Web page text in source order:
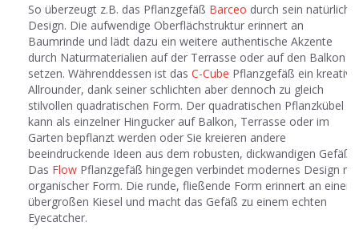
So überzeugt z.B. das Pflanzgefäß Barceo durch sein
Design. Die aufwendige Oberflächstruktur erinnert an
Baumrinde und lädt dazu ein weitere authentische Akzente
durch Naturmaterialien auf der Terrasse oder auf den Balkon
setzen. Währenddessen ist das C-Cube Pflanzgefäß ein
Allrounder, dank seiner schlichten aber dennoch zu gleich
stilvollen quadratischen Form. Der quadratischen Pflanzkübel
kann als einzelner Hingucker auf Balkon, Terrasse oder im
Garten bepflanzt werden oder Sie kreieren andere
beeindruckende Ideen aus dem robusten, dickwandigen Gefäß.
Das Flow Pflanzgefäß hingegen verbindet modernes Design mit
organischer Form. Die runde, fließende Form erinnert an einen
übergroßen Kiesel und macht das Gefäß zu einem echten
Eyecatcher.